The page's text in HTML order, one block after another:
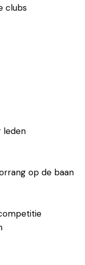
clubs
leden
op de baan